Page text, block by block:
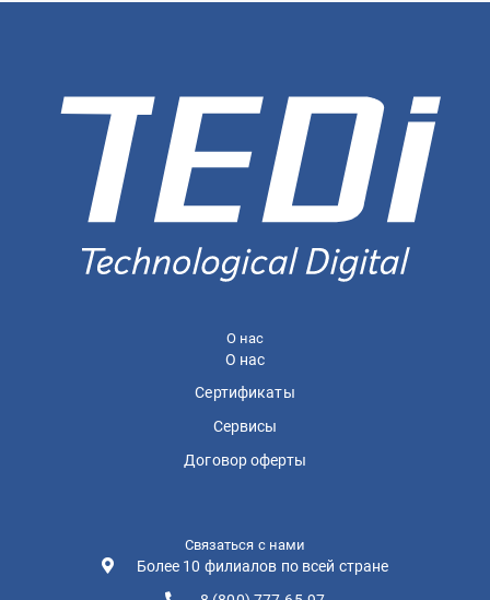
О нас
О нас
Сертификаты
Сервисы
Договор оферты
Связаться с нами
Более 10 филиалов по всей стране